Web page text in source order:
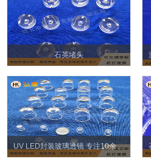
石英堵头
UV LED封装玻璃透镜 专注10余年石英透镜